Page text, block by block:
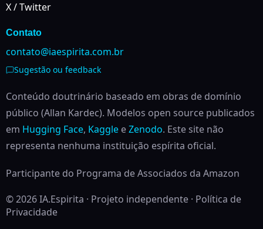
X / Twitter
Contato
contato@iaespirita.com.br
Sugestão ou feedback
Conteúdo doutrinário baseado em obras de domínio
público (Allan Kardec). Modelos open source publicados
em Hugging Face, Kaggle eZenodo. Este site não
representa nenhuma instituição espírita oficial.
Participante do Programa de Associados da Amazon
© 2026 IA.Espirita · Projeto independente · Política de
Privacidade